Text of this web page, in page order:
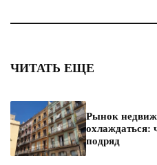
ЧИТАТЬ ЕЩЕ
Рынок
охлаждаться:
подряд